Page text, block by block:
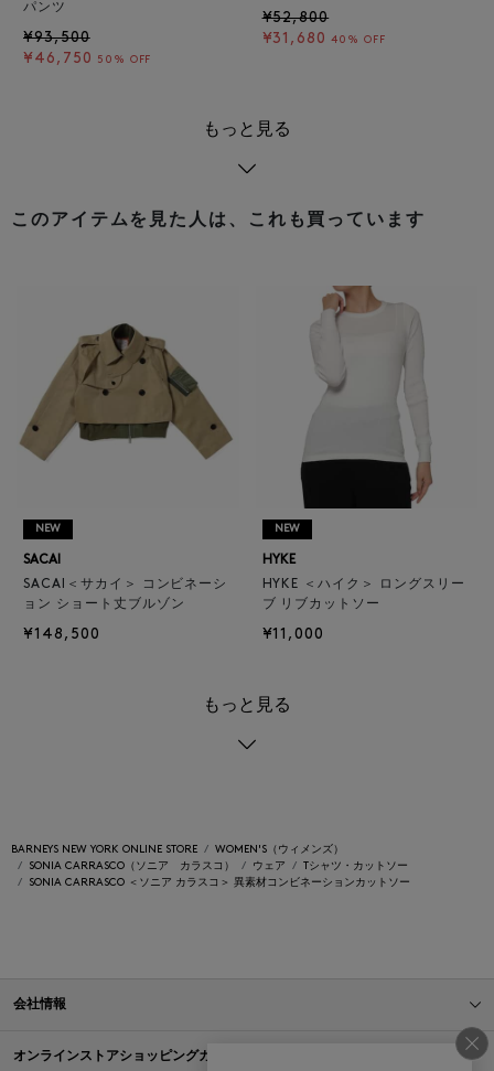
パンツ
¥93,500
¥46,750
50% OFF
¥52,800
¥31,680 40% OFF
もっと見る
このアイテムを見た人は、これも買っています
NEW
SACAI
SACAI＜サカイ＞ コンビネーシ
ョン ショート丈ブルゾン
¥148,500
NEW
HYKE
HYKE ＜ハイク＞ ロングスリー
ブ リブカットソー
¥11,000
もっと見る
BARNEYS NEW YORK ONLINE STORE
WOMEN'S（ウィメンズ）
SONIA CARRASCO（ソニア カラスコ）
ウェア
Tシャツ・カットソー
SONIA CARRASCO ＜ソニア カラスコ＞ 異素材コンビネーションカットソー
会社情報
オンラインストアショッピングガイド